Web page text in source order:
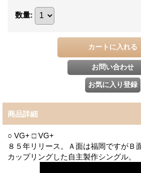
数量:
商品詳細
○ VG+ □ VG+
８５年リリース。Ａ面は福岡ですがＢ
カップリングした自主製作シングル。